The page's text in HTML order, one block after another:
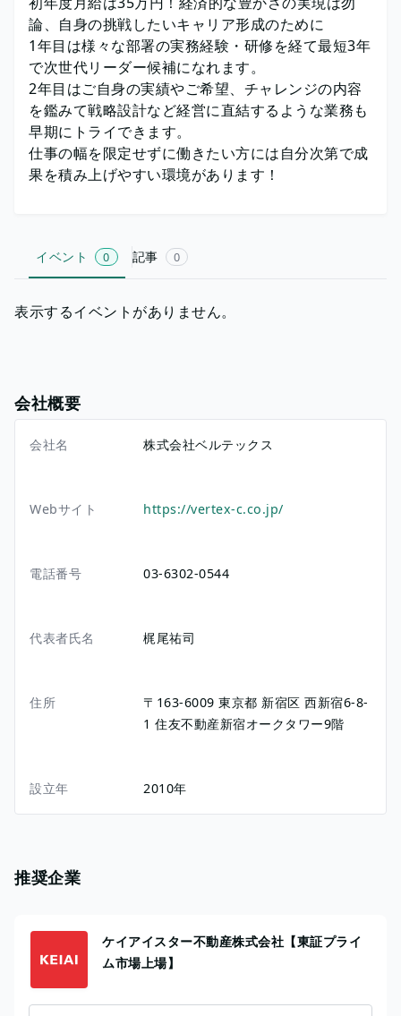
論、自身の挑戦したいキャリア形成のために
1年目は様々な部署の実務経験・研修を経て最短3年
で次世代リーダー候補になれます。
2年目はご自身の実績やご希望、チャレンジの内容
を鑑みて戦略設計など経営に直結するような業務も
早期にトライできます。
仕事の幅を限定せずに働きたい方には自分次第で成
果を積み上げやすい環境があります！
イベント 0 記事 0
表示するイベントがありません。
会社概要
会社名 株式会社ベルテックス
Webサイト https://vertex-c.co.jp/
電話番号 03-6302-0544
代表者氏名 梶尾祐司
住所 〒163-6009東京都 新宿区 西新宿6-8-
1住友不動産新宿オークタワー9階
設立年 2010年
推奨企業
ケイアイスター不動産株式会社【東証プライ
ム市場上場】